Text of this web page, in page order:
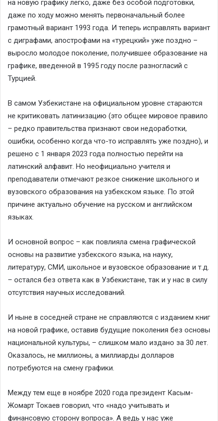
на новую графику легко, даже без особой подготовки,
даже по ходу можно менять первоначальный более
грамотный вариант 1993 года. И теперь исправлять вариант
с диграфами, апострофами на «турецкий» уже поздно –
выросло молодое поколение, получившее образование на
графике, введенной в 1995 году после разногласий с
Турцией.
В самом Узбекистане на официальном уровне стараются
не критиковать латинизацию (это общее мировое правило
– редко правительства признают свои недоработки,
ошибки, особенно когда что-то исправлять уже поздно), и
решено с 1 января 2023 года полностью перейти на
латинский алфавит. Но неофициально учителя и
преподаватели отмечают резкое снижение школьного и
вузовского образования на узбекском языке. По этой
причине актуально обучение на русском и английском
языках.
И основной вопрос – как повлияла смена графической
основы на развитие узбекского языка, на науку,
литературу, СМИ, школьное и вузовское образование и т.д.
– остался без ответа как в Узбекистане, так и у нас в силу
отсутствия научных исследований.
И ныне в соседней стране не справляются с изданием книг
на новой графике, оставив будущие поколения без основы
национальной культуры, – слишком мало издано за 30 лет.
Оказалось, не миллионы, а миллиарды долларов
потребуются на смену графики.
Между тем еще в ноябре 2020 года президент Касым-
Жомарт Токаев говорил, что «надо учитывать и
финансовую сторону вопроса». А ведь у нас уже